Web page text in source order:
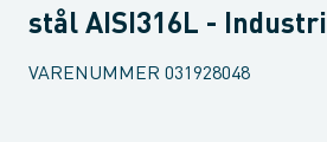
stål AISI316L - Industri
VARENUMMER 031928048